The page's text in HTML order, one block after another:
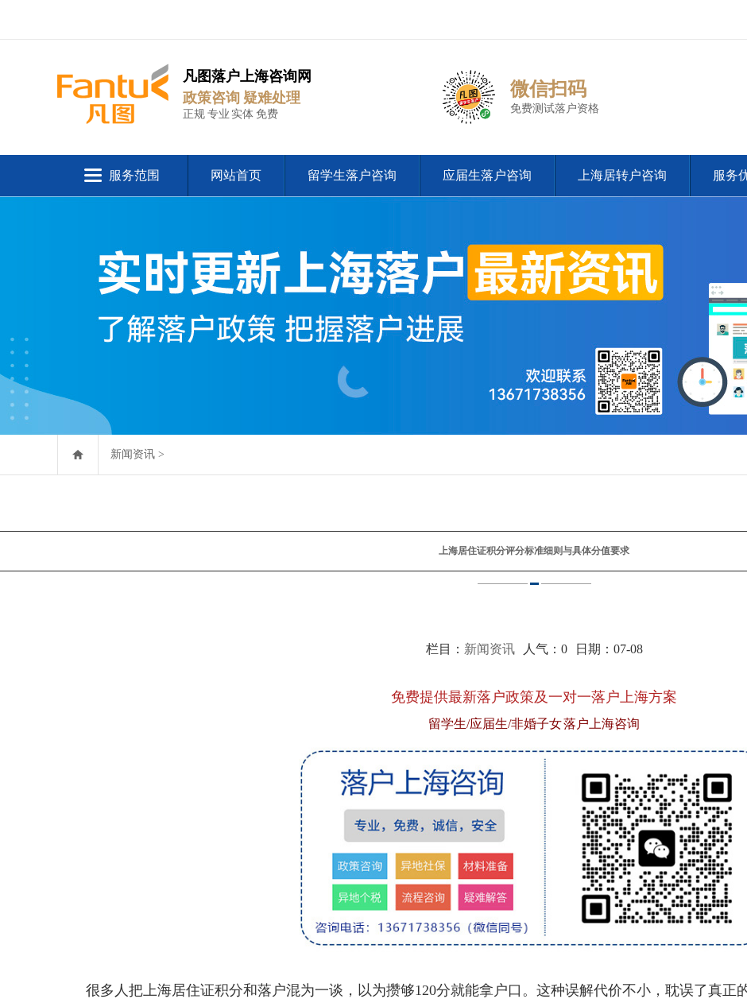
凡图落户上海咨询网
政策咨询 疑难处理
正规 专业 实体 免费
微信扫码
免费测试落户资格
服务范围 网站首页 留学生落户咨询 应届生落户咨询 上海居转户咨询 服务
新闻资讯 >
上海居住证积分评分标准细则与具体分值要求
栏目： 新闻资讯人气： 0日期：07-08
免费提供最新落户政策及一对一落户上海方案
留学生/应届生/非婚子女 落户上海咨询
很多人把上海居住证积分和落户混为一谈，以为攒够120分就能拿户口。这种误解代价不小，耽误了真正的